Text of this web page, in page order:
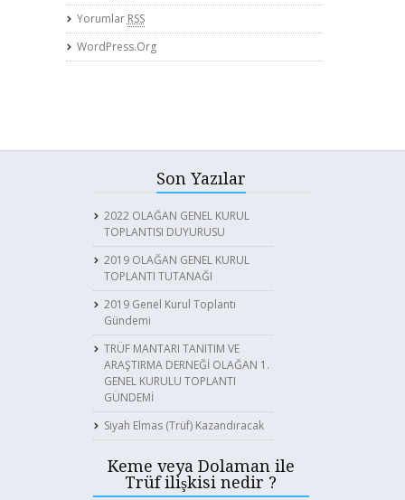
Yorumlar RSS
WordPress.org
Son Yazılar
2022 OLAĞAN GENEL KURUL
TOPLANTISI DUYURUSU
2019 OLAĞAN GENEL KURUL
TOPLANTI TUTANAĞI
2019 Genel Kurul Toplantı
Gündemi
TRÜF MANTARI TANITIM VE
ARAŞTIRMA DERNEĞİ OLAĞAN 1.
GENEL KURULU TOPLANTI
GÜNDEMİ
Siyah Elmas (Trüf) Kazandıracak
Keme veya Dolaman ile
Trüf ilişkisi nedir ?